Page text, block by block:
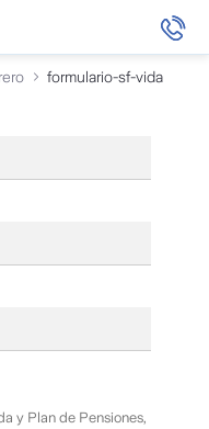
formulario-sf-vida